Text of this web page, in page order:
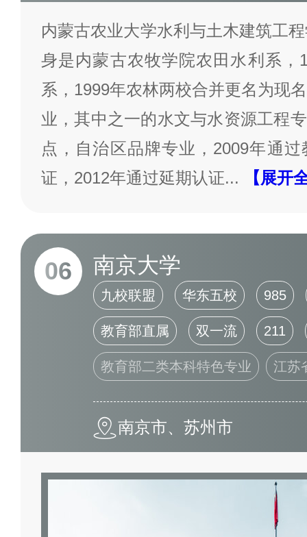
内蒙古农业大学水利与土木建筑工
身是内蒙古农牧学院农田水利系，
系，1999年农林两校合并更名为现
业，其中之一的水文与水资源工程
点，自治区品牌专业，2009年通
证，2012年通过延期认证... 【展开
06 南京大学
九校联盟 华东五校 985
教育部直属 双一流 211
教育部二类本科特色专业 江苏
南京市、苏州市